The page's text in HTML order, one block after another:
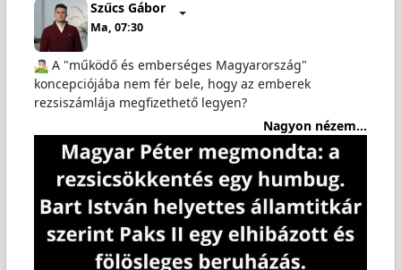
Szűcs Gábor
Ma, 07:30
️ A "működő és emberséges Magyarország"
koncepciójába nem fér bele, hogy az emberek
rezsiszámlája megfizethető legyen?
Nagyon nézem...